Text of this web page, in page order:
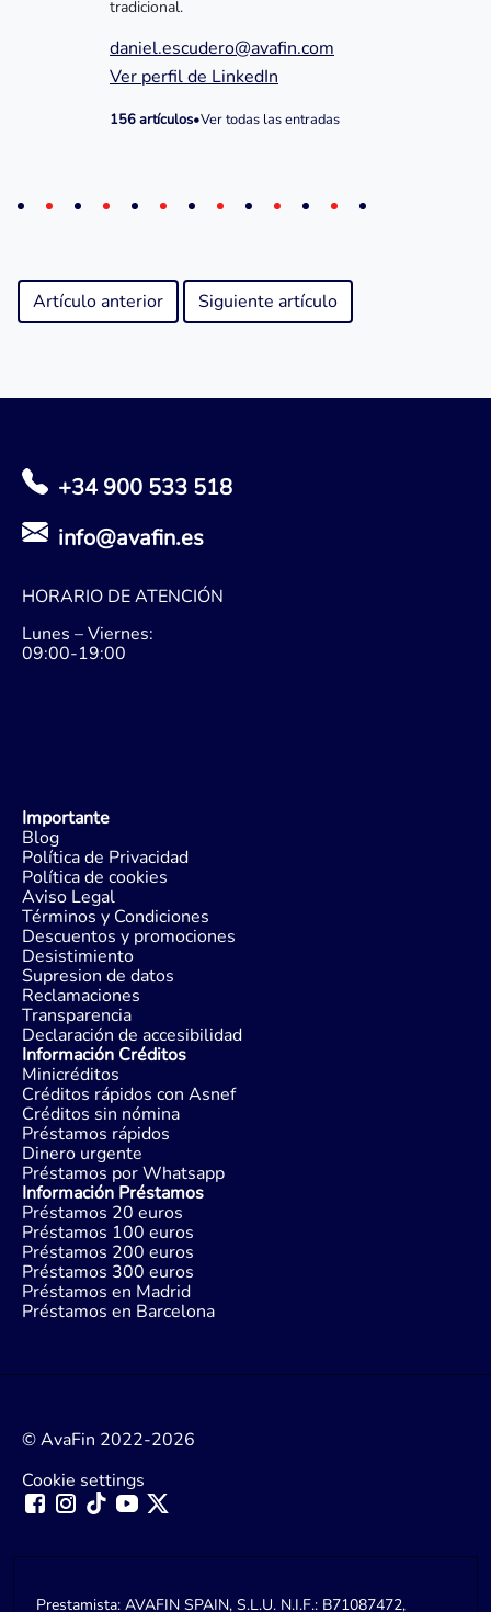
tradicional.
daniel.escudero@avafin.com
Ver perfil de LinkedIn
156 artículos•Ver todas las entradas
Artículo anterior Siguiente artículo
+34 900 533 518
info@avafin.es
HORARIO DE ATENCIÓN
Lunes – Viernes:
09:00-19:00
Importante
Blog
Política de Privacidad
Política de cookies
Aviso Legal
Términos y Condiciones
Descuentos y promociones
Desistimiento
Supresion de datos
Reclamaciones
Transparencia
Declaración de accesibilidad
Información Créditos
Minicréditos
Créditos rápidos con Asnef
Créditos sin nómina
Préstamos rápidos
Dinero urgente
Préstamos por Whatsapp
Información Préstamos
Préstamos 20 euros
Préstamos 100 euros
Préstamos 200 euros
Préstamos 300 euros
Préstamos en Madrid
Préstamos en Barcelona
© AvaFin 2022-2026
Cookie settings
Prestamista: AVAFIN SPAIN, S.L.U. N.I.F.: B71087472,